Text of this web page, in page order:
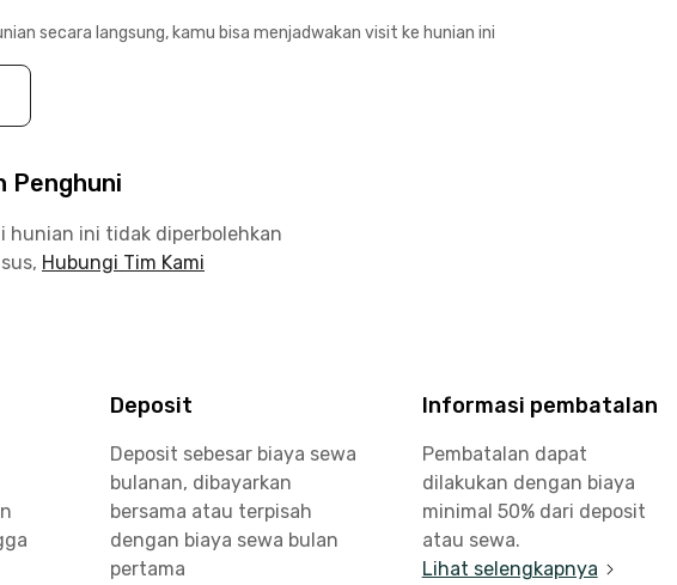
secara langsung, kamu bisa menjadwakan visit ke hunian ini
Penghuni
hunian ini tidak diperbolehkan
Hubungi Tim Kami
Deposit
Deposit sebesar biaya sewa
bulanan, dibayarkan
bersama atau terpisah
dengan biaya sewa bulan
pertama
Informasi pembatalan
Pembatalan dapat
dilakukan dengan biaya
minimal 50% dari deposit
atau sewa.
Lihat selengkapnya